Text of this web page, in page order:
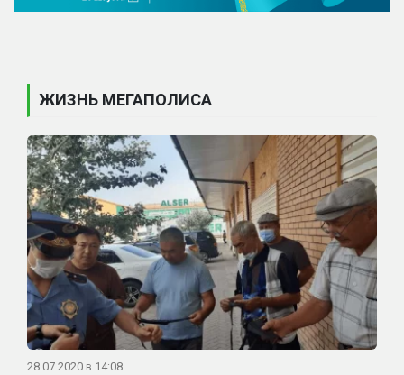
ЖИЗНЬ МЕГАПОЛИСА
28.07.2020 в 14:08